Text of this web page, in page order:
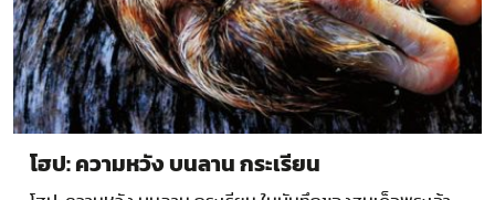
โฮป: ความหวัง บนลาน กระเรียน